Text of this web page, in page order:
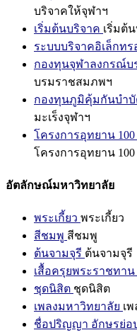
บริจาคให้จุฬาฯ
เริ่มต้นบริจาค เริ่มต้
ระบบบริจาคอิเล็กท
กองทุนจุฬาลงกรณ์บ
บรมราชสมภพฯ
กองทุนภูมิคุ้มกันบำบั
มะเร็งจุฬาฯ
โครงการอุทยาน
โครงการอุทยาน
อัตลักษณ์มหาวิทยาลัย
พระเกี้ยว พระเกี้ยว
สีชมพู สีชมพู
ต้นจามจุรี ต้นจามจุรี
เสื้อครุยพระราชทาน
ชุดนิสิต ชุดนิสิต
เพลงมหาวิทยาลัย เ
ชื่อปริญญา อักษรย่